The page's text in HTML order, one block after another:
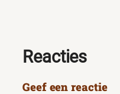
Reacties
Geef een reactie